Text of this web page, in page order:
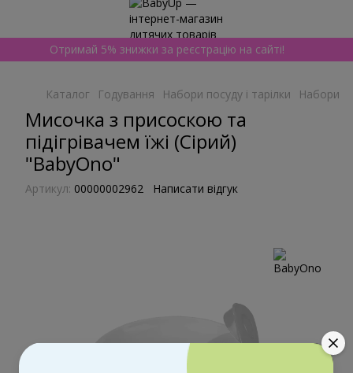
Отримай 5% знижки за реєстрацію на сайті!
Каталог Годування Набори посуду і тарілки Набори
Мисочка з присоскою та
підігрівачем їжі (Сірий)
"BabyOno"
Артикул: 00000002962 Написати відгук